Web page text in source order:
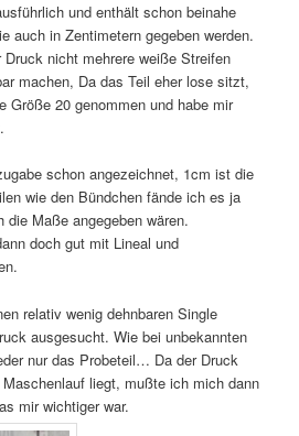
und enthält schon beinahe
auch in Zentimetern gegeben werden.
nicht mehrere weiße Streifen
machen, Da das Teil eher lose sitzt,
Größe 20 genommen und habe mir
schon angezeichnet, 1cm ist die
wie den Bündchen fände ich es ja
die Maße angegeben wären.
doch gut mit Lineal und
relativ wenig dehnbaren Single
ausgesucht. Wie bei unbekannten
nur das Probeteil… Da der Druck
liegt, mußte ich mich dann
mir wichtiger war.